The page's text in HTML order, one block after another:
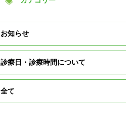
お知らせ
診療日・診療時間について
全て